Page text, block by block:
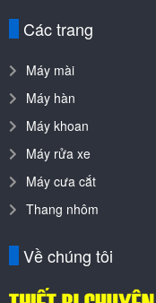
Các trang
Máy mài
Máy hàn
Máy khoan
Máy rửa xe
Máy cưa cắt
Thang nhôm
Về chúng tôi